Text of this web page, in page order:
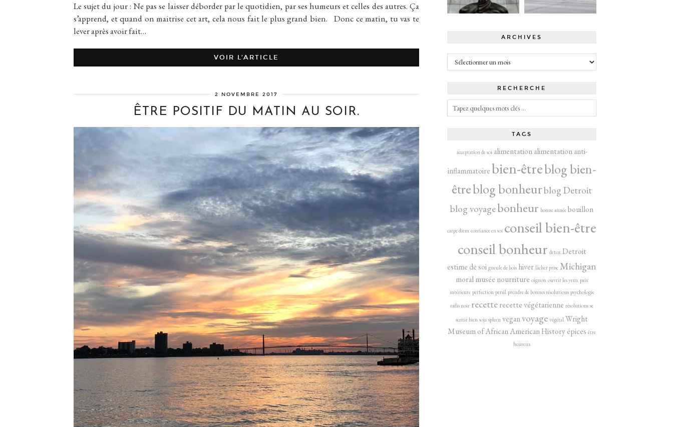
Le sujet du jour : Ne pas se laisser déborder par le quotidien, par ses humeurs et celles des autres. Ça
s’apprend, et quand on maitrise cet art, cela nous fait le plus grand bien. Donc ce matin, tu vas te
lever après avoir fait…
VOIR L’ARTICLE
2 NOVEMBRE 2017
ÊTRE POSITIF DU MATIN AU SOIR.
ARCHIVES
Archives
RECHERCHE
TAGS
acceptation de soi alimentation alimentation anti-
inflammatoirebien-êtreblog bien-
êtreblog bonheurblog Detroit
blog voyagebonheur bonne année bouillon
carpe diem confiance en soi conseil bien-être
conseil bonheur detox Detroit
estime de soi gueule de bois hiver lâcher prise Michigan
moral musée nourriture oignon ouvrir les yeux paix
intérieure perfection persil prendre de bonnes résolutions psychologie
radis noir recetterecette végétarienne résolutions se
sentir bien soja spleen veganvoyage végétal Wright
Museum of African American Historyépices être
heureux